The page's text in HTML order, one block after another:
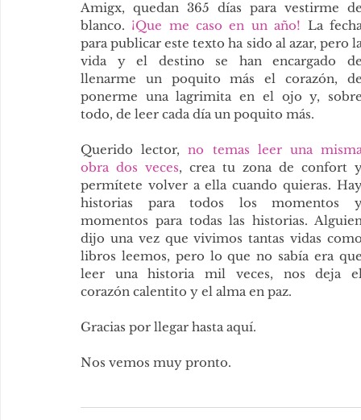
Amigx, quedan 365 días para vestirme
blanco. ¡Que me caso en un año! La
para publicar este texto ha sido al azar, pero
vida y el destino se han encargado
llenarme un poquito más el corazón,
ponerme una lagrimita en el ojo y,
todo, de leer cada día un poquito más.
Querido lector, no temas leer una
obra dos veces, crea tu zona de confort
permítete volver a ella cuando quieras.
historias para todos los momentos
momentos para todas las historias.
dijo una vez que vivimos tantas vidas
libros leemos, pero lo que no sabía era
leer una historia mil veces, nos deja
corazón calentito y el alma en paz.
Gracias por llegar hasta aquí.
Nos vemos muy pronto.